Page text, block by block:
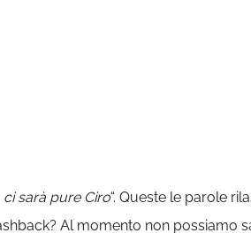
sarà pure Ciro“. Queste le parole
Al momento non possiamo